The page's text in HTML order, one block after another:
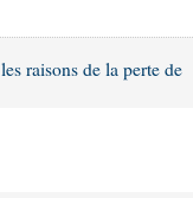
raisons de la perte de